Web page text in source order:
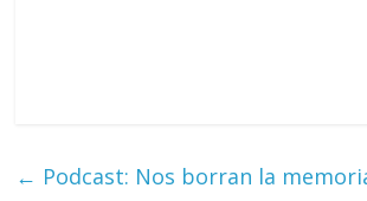
← Podcast: Nos borran la